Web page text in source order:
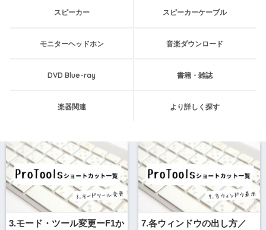
スピーカー スピーカーケーブル
モニターヘッドホン 音楽ダウンロード
DVD Blue-ray 書籍・雑誌
楽器関連 より詳しく探す
3.モード・ツール変更ーF1か
7.各ウィンドウの出し方／